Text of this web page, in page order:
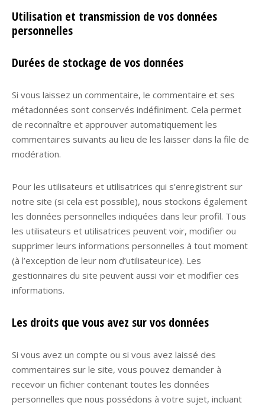
Utilisation et transmission de vos données
personnelles
Durées de stockage de vos données
Si vous laissez un commentaire, le commentaire et ses
métadonnées sont conservés indéfiniment. Cela permet
de reconnaître et approuver automatiquement les
commentaires suivants au lieu de les laisser dans la file de
modération.
Pour les utilisateurs et utilisatrices qui s’enregistrent sur
notre site (si cela est possible), nous stockons également
les données personnelles indiquées dans leur profil. Tous
les utilisateurs et utilisatrices peuvent voir, modifier ou
supprimer leurs informations personnelles à tout moment
(à l’exception de leur nom d’utilisateur·ice). Les
gestionnaires du site peuvent aussi voir et modifier ces
informations.
Les droits que vous avez sur vos données
Si vous avez un compte ou si vous avez laissé des
commentaires sur le site, vous pouvez demander à
recevoir un fichier contenant toutes les données
personnelles que nous possédons à votre sujet, incluant